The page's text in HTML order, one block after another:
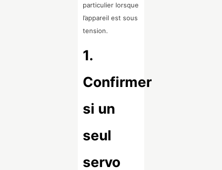
particulier lorsque
l’appareil est sous
tension.
1.
Confirmer
si un
seul
servo